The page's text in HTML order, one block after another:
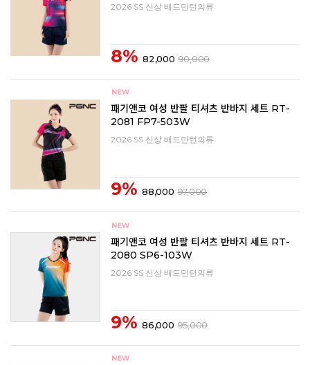
2026 SS 신상 배드민턴의류
8% 82,000 90,000
패기앤코 여성 반팔 티셔츠 반바지 세트 RT-
2081 FP7-503W
2026 SS 신상 배드민턴의류
9% 88,000 97,000
패기앤코 여성 반팔 티셔츠 반바지 세트 RT-
2080 SP6-103W
2026 SS 신상 배드민턴의류
9% 86,000 95,000